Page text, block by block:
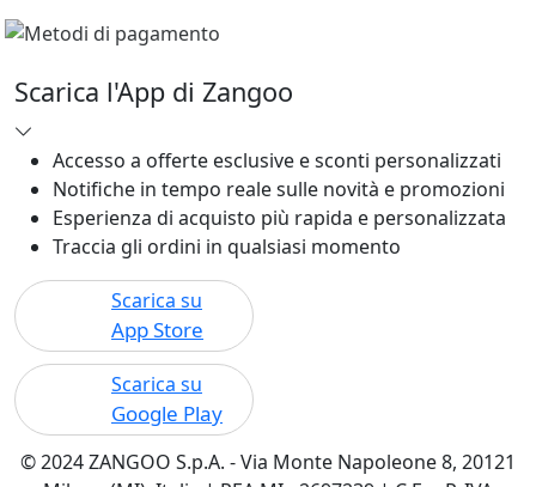
Scarica l'App di Zangoo
Accesso a offerte esclusive e sconti personalizzati
Notifiche in tempo reale sulle novità e promozioni
Esperienza di acquisto più rapida e personalizzata
Traccia gli ordini in qualsiasi momento
Scarica su
App Store
Scarica su
Google Play
© 2024 ZANGOO S.p.A. - Via Monte Napoleone 8, 20121